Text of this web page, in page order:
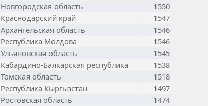
Новгородская область
1550
Краснодарский край
1547
Архангельская область
1546
Республика Молдова
1546
Ульяновская область
1545
Кабардино-Балкарская республика
1538
Томская область
1518
Республика Кыргызстан
1497
Ростовская область
1474